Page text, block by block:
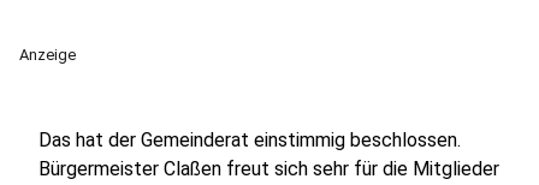
Anzeige
Das hat der Gemeinderat einstimmig beschlossen.
Bürgermeister Claßen freut sich sehr für die Mitglieder